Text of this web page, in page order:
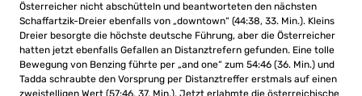
Österreicher nicht abschütteln und beantworteten den nächsten
Schaffartzik-Dreier ebenfalls von „downtown“ (44:38, 33. Min.). Kleins
Dreier besorgte die höchste deutsche Führung, aber die Österreicher
hatten jetzt ebenfalls Gefallen an Distanztrefern gefunden. Eine tolle
Bewegung von Benzing führte per „and one“ zum 54:46 (36. Min.) und
Tadda schraubte den Vorsprung per Distanztreffer erstmals auf einen
zweistelligen Wert (57:46, 37. Min.). Jetzt erlahmte die österreichische